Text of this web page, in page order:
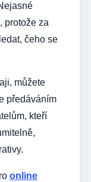
protože za
čeho se
můžete
předáváním
kteří
online